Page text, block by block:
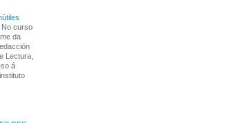
No curso
da
Lectura,
á